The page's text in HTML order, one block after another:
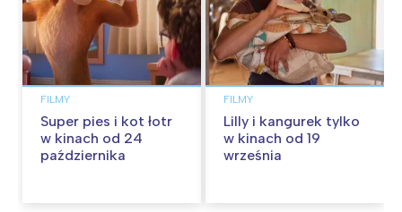
FILMY
Super pies i kot łotr
w kinach od 24
października
FILMY
Lilly i kangurek tylko
w kinach od 19
września